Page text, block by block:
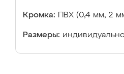
Кромка: ПВХ (0,4 мм, 2
Размеры: